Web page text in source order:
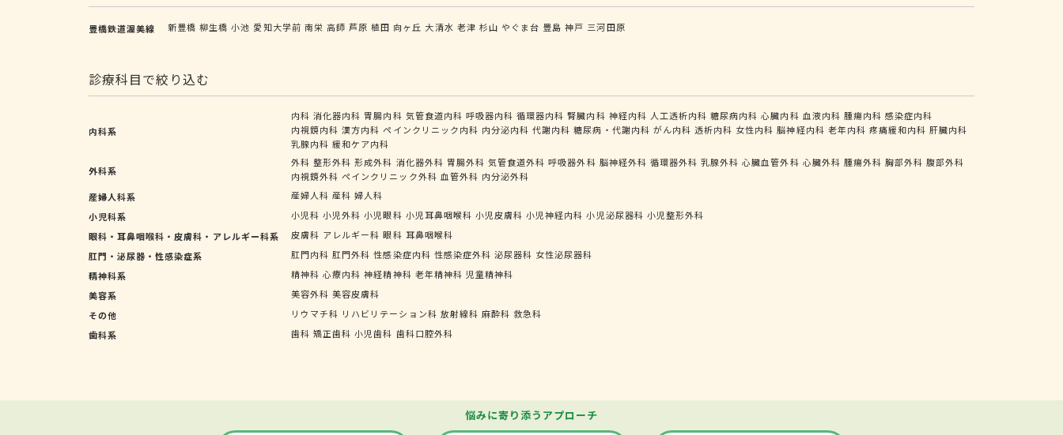
豊橋鉄道渥美線 新豊橋 柳生橋 小池 愛知大学前 南栄 高師 芦原 植田 向ヶ丘 大清水 老津 杉山 やぐま台 豊島 神戸 三河田原
診療科目で絞り込む
内科系
内科 消化器内科 胃腸内科 気管食道内科 呼吸器内科 循環器内科 腎臓内科 神経内科 人工透析内科 糖尿病内科 心臓内科 血液内科 腫瘍内科 感染症内科
内視鏡内科 漢方内科 ペインクリニック内科 内分泌内科 代謝内科 糖尿病・代謝内科 がん内科 透析内科 女性内科 脳神経内科 老年内科 疼痛緩和内科 肝臓内科
乳腺内科 緩和ケア内科
外科系
外科 整形外科 形成外科 消化器外科 胃腸外科 気管食道外科 呼吸器外科 脳神経外科 循環器外科 乳腺外科 心臓血管外科 心臓外科 腫瘍外科 胸部外科 腹部外科
内視鏡外科 ペインクリニック外科 血管外科 内分泌外科
産婦人科系
産婦人科 産科 婦人科
小児科系
小児科 小児外科 小児眼科 小児耳鼻咽喉科 小児皮膚科 小児神経内科 小児泌尿器科 小児整形外科
眼科・耳鼻咽喉科・皮膚科・アレルギー科系
皮膚科 アレルギー科 眼科 耳鼻咽喉科
肛門・泌尿器・性感染症系
肛門内科 肛門外科 性感染症内科 性感染症外科 泌尿器科 女性泌尿器科
精神科系
精神科 心療内科 神経精神科 老年精神科 児童精神科
美容系
美容外科 美容皮膚科
その他
リウマチ科 リハビリテーション科 放射線科 麻酔科 救急科
歯科系
歯科 矯正歯科 小児歯科 歯科口腔外科
悩みに寄り添うアプローチ